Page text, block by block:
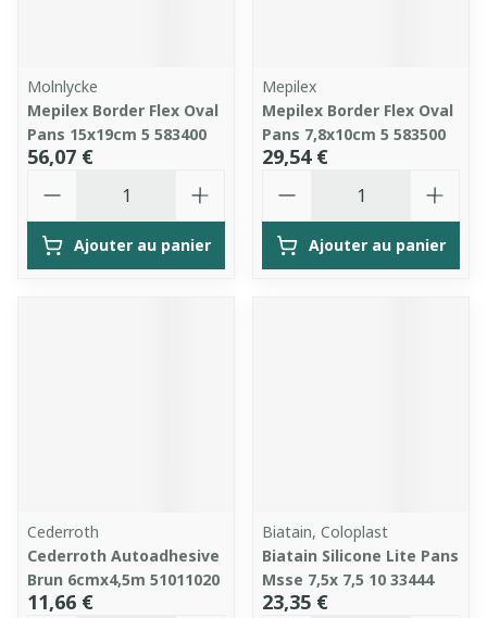
Molnlycke
Mepilex Border Flex Oval
Pans 15x19cm 5 583400
56,07 €
Ajouter au panier
Mepilex
Mepilex Border Flex Oval
Pans 7,8x10cm 5 583500
29,54 €
Ajouter au panier
Cederroth
Cederroth Autoadhesive
Brun 6cmx4,5m 51011020
11,66 €
Biatain, Coloplast
Biatain Silicone Lite Pans
Msse 7,5x 7,5 10 33444
23,35 €